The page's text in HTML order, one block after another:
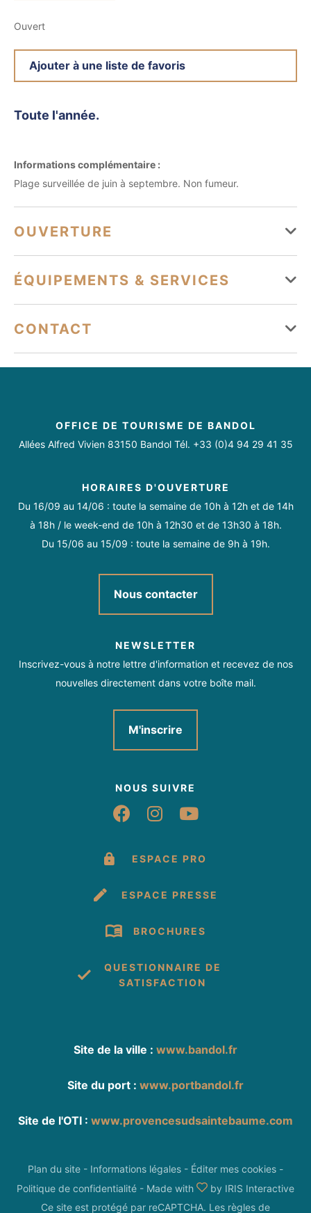
Ouvert
Ajouter à une liste de favoris
Toute l'année.
Informations complémentaire :
Plage surveillée de juin à septembre. Non fumeur.
OUVERTURE
Du 01 janvier au 31 décembre
Lundi Ouvert
Mardi
Mercredi Ouvert
Vendredi Ouvert
Ouvert
ÉQUIPEMENTS & SERVICES
Plage Toilettes
Plage surveillée
Activités sur place
CONTACT
OFFICE DE TOURISME DE BANDOL
Allées Alfred Vivien 83150 Bandol Tél. +33 (0)4 94 29 41 35
HORAIRES D'OUVERTURE
Du 16/09 au 14/06 : toute la semaine de 10h à 12h et de 14h
à 18h / le week-end de 10h à 12h30 et de 13h30 à 18h.
Du 15/06 au 15/09 : toute la semaine de 9h à 19h.
Nous contacter
NEWSLETTER
Inscrivez-vous à notre lettre d'information et recevez de nos
nouvelles directement dans votre boîte mail.
M'inscrire
NOUS SUIVRE
Suivez-nous sur
Suivez-nous sur
Suivez-nous
ESPACE PRO
ESPACE PRESSE
BROCHURES
QUESTIONNAIRE DE
SATISFACTION
Site de la ville : www.bandol.fr
Site du port : www.portbandol.fr
Site de l'OTI : www.provencesudsaintebaume.com
Plan du site - Informations légales - Éditer mes cookies -
Politique de confidentialité - Made with by IRIS Interactive
Ce site est protégé par reCAPTCHA. Les règles de